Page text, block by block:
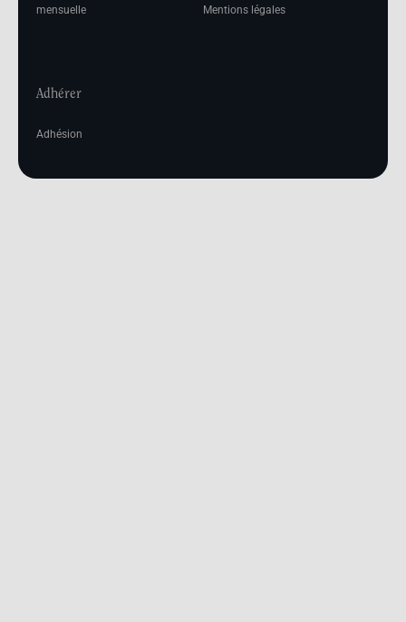
mensuelle
Mentions légales
Adhérer
Adhésion